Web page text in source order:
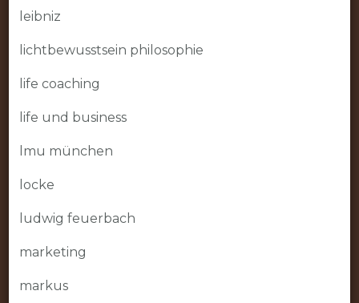
leibniz
lichtbewusstsein philosophie
life coaching
life und business
lmu münchen
locke
ludwig feuerbach
marketing
markus